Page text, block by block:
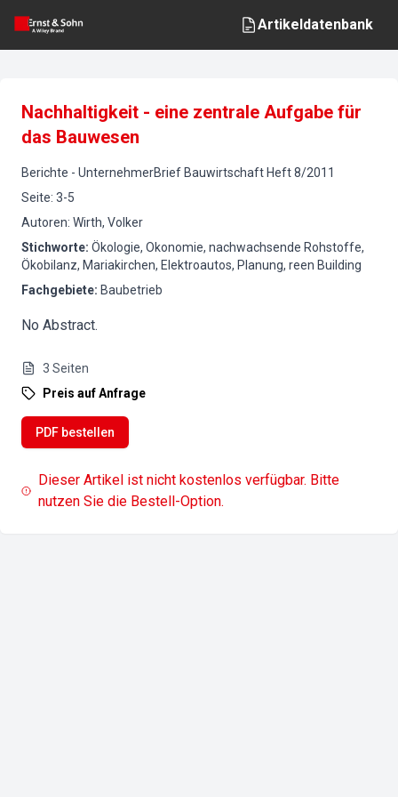
Artikeldatenbank
Nachhaltigkeit - eine zentrale Aufgabe für
das Bauwesen
Berichte - UnternehmerBrief Bauwirtschaft Heft8/2011
Seite: 3-5
Autoren: Wirth, Volker
Stichworte: Ökologie, Okonomie, nachwachsende Rohstoffe,
Ökobilanz, Mariakirchen, Elektroautos, Planung, reen Building
Fachgebiete: Baubetrieb
No Abstract.
3 Seiten
Preis auf Anfrage
PDF bestellen
Dieser Artikel ist nicht kostenlos verfügbar. Bitte
nutzen Sie die Bestell-Option.